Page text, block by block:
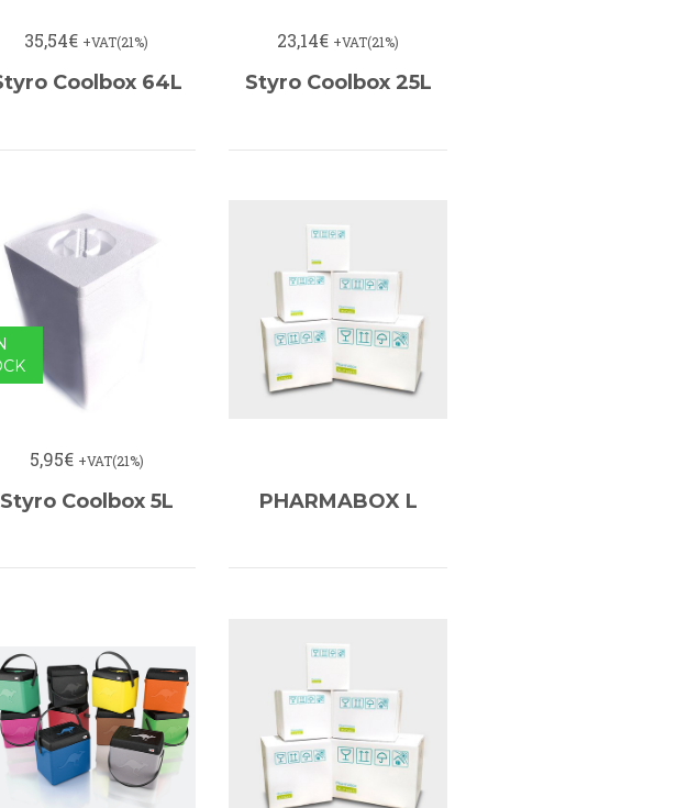
35,54€ +VAT(21%)
Coolbox 64L
23,14€ +VAT(21%)
Styro Coolbox 25L
5,95€ +VAT(21%)
Styro Coolbox 5L PHARMABOX L